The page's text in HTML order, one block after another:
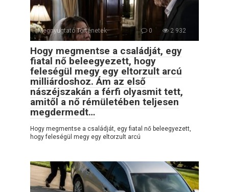
Megnyugtató Történetek 0 2 932
Hogy megmentse a családját, egy
fiatal nő beleegyezett, hogy
feleségül megy egy eltorzult arcú
milliárdoshoz. Ám az első
nászéjszakán a férfi olyasmit tett,
amitől a nő rémületében teljesen
megdermedt…
Hogy megmentse a családját, egy fiatal nő beleegyezett,
hogy feleségül megy egy eltorzult arcú